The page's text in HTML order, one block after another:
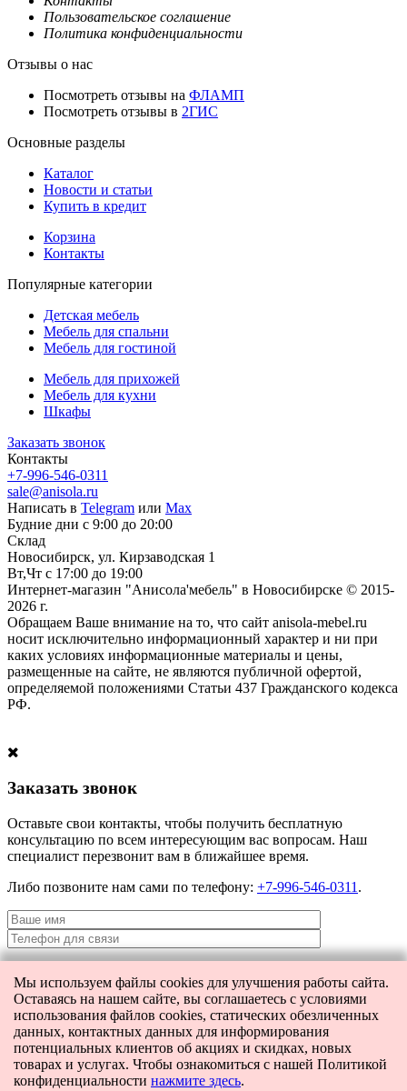
Пользовательское соглашение
Политика конфиденциальности
Отзывы о нас
Посмотреть отзывы на ФЛАМП
Посмотреть отзывы в 2ГИС
Основные разделы
Каталог
Новости и статьи
Купить в кредит
Корзина
Контакты
Популярные категории
Детская мебель
Мебель для спальни
Мебель для гостиной
Мебель для прихожей
Мебель для кухни
Шкафы
Заказать звонок
Контакты
+7-996-546-0311
sale@anisola.ru
Написать в Telegram или Max
Будние дни с 9:00 до 20:00
Склад
Новосибирск, ул. Кирзаводская 1
Вт,Чт с 17:00 до 19:00
Интернет-магазин "Анисола'мебель" в Новосибирске © 2015-
2026 г.
Обращаем Ваше внимание на то, что сайт anisola-mebel.ru
носит исключительно информационный характер и ни при
каких условиях информационные материалы и цены,
размещенные на сайте, не являются публичной офертой,
определяемой положениями Статьи 437 Гражданского кодекса
РФ.
Заказать звонок
Оставьте свои контакты, чтобы получить бесплатную
консультацию по всем интересующим вас вопросам. Наш
специалист перезвонит вам в ближайшее время.
Либо позвоните нам сами по телефону: +7-996-546-0311 .
Я даю согласие наобработку персональных данныхи согласие на
передачу этих данных третьим лицам.
[contact-form-7 404 "Not Found"]
Мы используем файлы cookies для улучшения работы сайта.
Оставаясь на нашем сайте, вы соглашаетесь с условиями
использования файлов cookies, статических обезличенных
данных, контактных данных для информирования
потенциальных клиентов об акциях и скидках, новых
товарах и услугах. Чтобы ознакомиться с нашей Политикой
конфиденциальности нажмите здесь.